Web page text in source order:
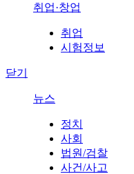
취업·창업
취업
시험정보
닫기
뉴스
정치
사회
법원/검찰
사건/사고